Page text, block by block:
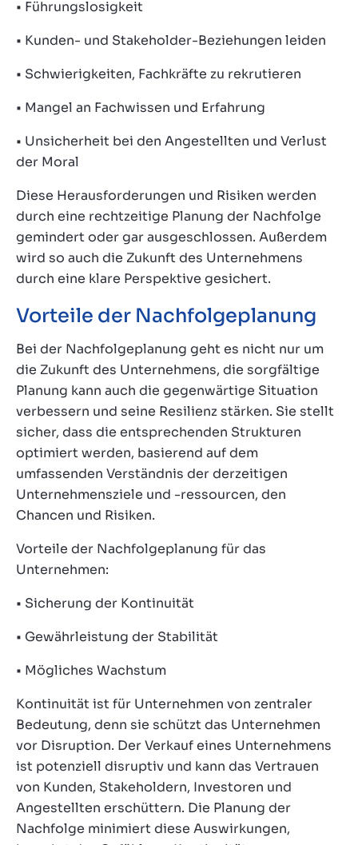
• Führungslosigkeit
• Kunden- und Stakeholder-Beziehungen leiden
• Schwierigkeiten, Fachkräfte zu rekrutieren
• Mangel an Fachwissen und Erfahrung
• Unsicherheit bei den Angestellten und Verlust
der Moral
Diese Herausforderungen und Risiken werden
durch eine rechtzeitige Planung der Nachfolge
gemindert oder gar ausgeschlossen. Außerdem
wird so auch die Zukunft des Unternehmens
durch eine klare Perspektive gesichert.
Vorteile der Nachfolgeplanung
Bei der Nachfolgeplanung geht es nicht nur um
die Zukunft des Unternehmens, die sorgfältige
Planung kann auch die gegenwärtige Situation
verbessern und seine Resilienz stärken. Sie stellt
sicher, dass die entsprechenden Strukturen
optimiert werden, basierend auf dem
umfassenden Verständnis der derzeitigen
Unternehmensziele und -ressourcen, den
Chancen und Risiken.
Vorteile der Nachfolgeplanung für das
Unternehmen:
• Sicherung der Kontinuität
• Gewährleistung der Stabilität
• Mögliches Wachstum
Kontinuität ist für Unternehmen von zentraler
Bedeutung, denn sie schützt das Unternehmen
vor Disruption. Der Verkauf eines Unternehmens
ist potenziell disruptiv und kann das Vertrauen
von Kunden, Stakeholdern, Investoren und
Angestellten erschüttern. Die Planung der
Nachfolge minimiert diese Auswirkungen,